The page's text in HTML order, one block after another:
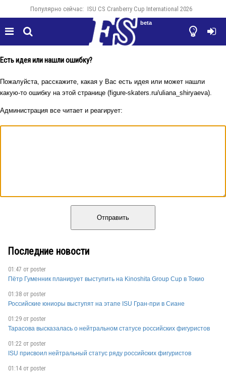
Популярно сейчас: ISU CS Cranberry Cup International 2026
  

beta
Есть идея или нашли ошибку?
Пожалуйста, расскажите, какая у Вас есть идея или может нашли
какую-то ошибку на этой странице (figure-skaters.ru/uliana_shiryaeva).
Администрация все читает и реагирует:
Отправить
Последние новости
01:47 от poster
Пётр Гуменник планирует выступить на Kinoshita Group Cup в Токио
01:38 от poster
Российские юниоры выступят на этапе ISU Гран-при в Сиане
01:29 от poster
Тарасова высказалась о нейтральном статусе российских фигуристов
01:22 от poster
ISU присвоил нейтральный статус ряду российских фигуристов
01:14 от poster